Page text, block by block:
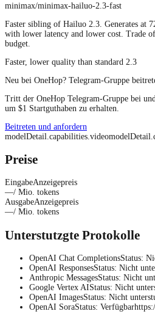
minimax/minimax-hailuo-2.3-fast
Faster sibling of Hailuo 2.3. Generates at
with lower latency and lower cost. Trade
budget.
Faster, lower quality than standard 2.3
Neu bei OneHop? Telegram-Gruppe
Tritt der OneHop Telegram-Gruppe bei
um $1 Startguthaben zu erhalten.
Beitreten und anfordern
modelDetail.capabilities.video
Preise
EingabeAnzeigepreis
—/ Mio. tokens
AusgabeAnzeigepreis
—/ Mio. tokens
Unterstutzgte Protokolle
OpenAI Chat CompletionsStatus:
OpenAI ResponsesStatus: Nicht
Anthropic MessagesStatus: Nicht
Google Vertex AIStatus: Nicht
OpenAI ImagesStatus: Nicht
OpenAI SoraStatus: Verfügbar